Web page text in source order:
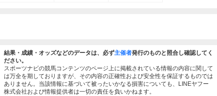
結果・成績・オッズなどのデータは、必ず主催者発行のものと照合し確認してく
ださい。
スポーツナビの競馬コンテンツのページ上に掲載されている情報の内容に関して
は万全を期しておりますが、その内容の正確性および安全性を保証するものでは
ありません。当該情報に基づいて被ったいかなる損害についても、LINEヤフー
株式会社および情報提供者は一切の責任を負いかねます。